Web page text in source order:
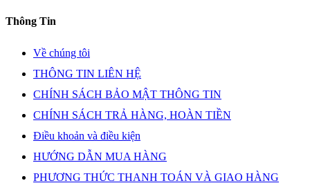
Thông Tin
Về chúng tôi
THÔNG TIN LIÊN HỆ
CHÍNH SÁCH BẢO MẬT THÔNG TIN
CHÍNH SÁCH TRẢ HÀNG, HOÀN TIỀN
Điều khoản và điều kiện
HƯỚNG DẪN MUA HÀNG
PHƯƠNG THỨC THANH TOÁN VÀ GIAO HÀNG